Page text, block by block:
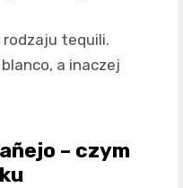
rodzaju tequili.
a inaczej
– czym